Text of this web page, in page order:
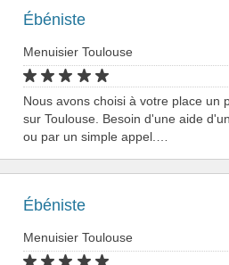
Ébéniste
Menuisier Toulouse
Nous avons choisi à votre place un
sur Toulouse. Besoin d'une aide
ou par un simple appel.…
Ébéniste
Menuisier Toulouse